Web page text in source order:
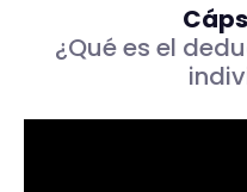
¿Qué es el